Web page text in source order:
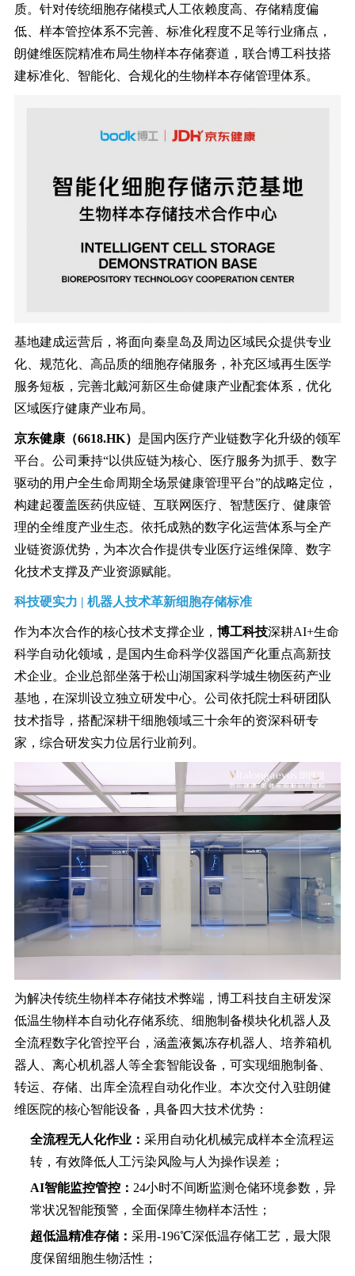
质。针对传统细胞存储模式人工依赖度高、存储精度偏
低、样本管控体系不完善、标准化程度不足等行业痛点，
朗健维医院精准布局生物样本存储赛道，联合博工科技搭
建标准化、智能化、合规化的生物样本存储管理体系。
基地建成运营后，将面向秦皇岛及周边区域民众提供专业
化、规范化、高品质的细胞存储服务，补充区域再生医学
服务短板，完善北戴河新区生命健康产业配套体系，优化
区域医疗健康产业布局。
京东健康（6618.HK） 是国内医疗产业链数字化升级的领军
平台。公司秉持“以供应链为核心、医疗服务为抓手、数字
驱动的用户全生命周期全场景健康管理平台”的战略定位，
构建起覆盖医药供应链、互联网医疗、智慧医疗、健康管
理的全维度产业生态。依托成熟的数字化运营体系与全产
业链资源优势，为本次合作提供专业医疗运维保障、数字
化技术支撑及产业资源赋能。
科技硬实力 | 机器人技术革新细胞存储标准
作为本次合作的核心技术支撑企业， 博工科技深耕AI+生命
科学自动化领域，是国内生命科学仪器国产化重点高新技
术企业。企业总部坐落于松山湖国家科学城生物医药产业
基地，在深圳设立独立研发中心。公司依托院士科研团队
技术指导，搭配深耕干细胞领域三十余年的资深科研专
家，综合研发实力位居行业前列。
为解决传统生物样本存储技术弊端，博工科技自主研发深
低温生物样本自动化存储系统、细胞制备模块化机器人及
全流程数字化管控平台，涵盖液氮冻存机器人、培养箱机
器人、离心机机器人等全套智能设备，可实现细胞制备、
转运、存储、出库全流程自动化作业。本次交付入驻朗健
维医院的核心智能设备，具备四大技术优势：
全流程无人化作业： 采用自动化机械完成样本全流程运
转，有效降低人工污染风险与人为操作误差；
AI智能监控管控： 24小时不间断监测仓储环境参数，异
常状况智能预警，全面保障生物样本活性；
超低温精准存储： 采用-196℃深低温存储工艺，最大限
度保留细胞生物活性；